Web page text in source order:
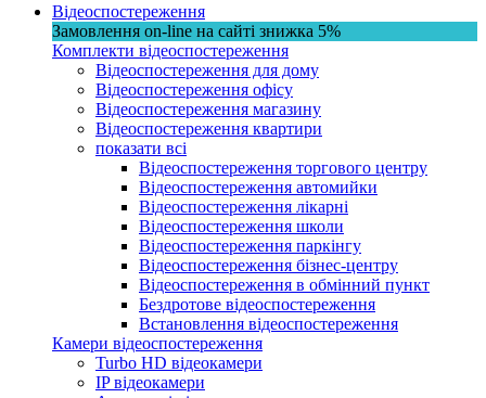
Відеоспостереження
Замовлення on-line на сайті знижка 5%
Комплекти відеоспостереження
Відеоспостереження для дому
Відеоспостереження офісу
Відеоспостереження магазину
Відеоспостереження квартири
показати всі
Відеоспостереження торгового центру
Відеоспостереження автомийки
Відеоспостереження лікарні
Відеоспостереження школи
Відеоспостереження паркінгу
Відеоспостереження бізнес-центру
Відеоспостереження в обмінний пункт
Бездротове відеоспостереження
Встановлення відеоспостереження
Камери відеоспостереження
Turbo HD відеокамери
IP відеокамери